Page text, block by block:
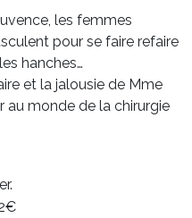
les femmes
pour se faire refaire
hanches…
et la jalousie de Mme
au monde de la chirurgie